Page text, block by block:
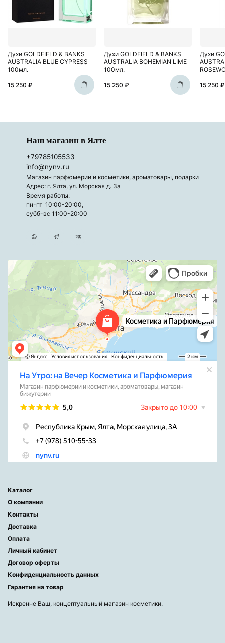
Духи GOLDFIELD & BANKS
AUSTRALIA BLUE CYPRESS
100мл.
15 250 ₽
Духи GOLDFIELD & BANKS
AUSTRALIA BOHEMIAN LIME
100мл.
15 250 ₽
Духи
15 250 ₽
Наш магазин в Ялте
+79785105533
info@nynv.ru
Магазин парфюмерии и косметики, ароматовары, подарки
Адрес: г. Ялта, ул. Морская д. 3а
Время работы:
пн-пт 10:00-20:00,
субб-вс 11:00-20:00
Каталог
О компании
Контакты
Доставка
Оплата
Личный кабинет
Договор оферты
Конфиденциальность данных
Гарантия на товар
Искренне Ваш, концептуальный магазин косметики.